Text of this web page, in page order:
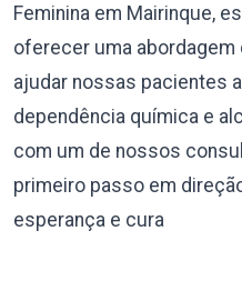
Feminina em Mairinque,
oferecer uma
ajudar nossas pacientes
dependência química e
com um de nossos
primeiro passo em
esperança e cura